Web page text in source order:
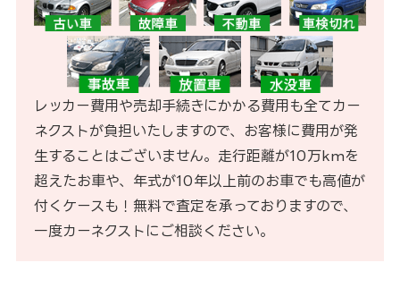
レッカー費用や売却手続きにかかる費用も全てカー
ネクストが負担いたしますので、お客様に費用が発
生することはございません。走行距離が10万kmを
超えたお車や、年式が10年以上前のお車でも高値が
付くケースも！無料で査定を承っておりますので、
一度カーネクストにご相談ください。